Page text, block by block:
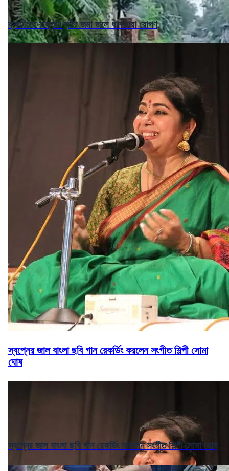
ক্যানিংয়ে রাস্তায় বৃষ্টির জমা জলে ধান চারা রোপণ
স্বপ্নের জাল বাংলা ছবি গান রেকর্ডিং করলেন সংগীত শিল্পী সোমা
ঘোষ
স্বপ্নের জাল বাংলা ছবি গান রেকর্ডিং করলেন সংগীত শিল্পী সোমা ঘোষ